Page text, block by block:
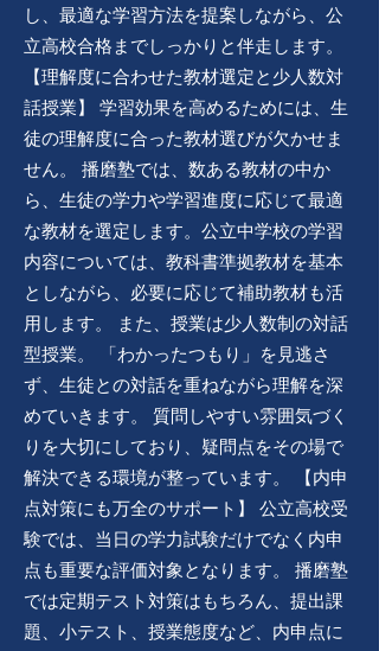
し、最適な学習方法を提案しながら、公
立高校合格までしっかりと伴走します。
【理解度に合わせた教材選定と少人数対
話授業】 学習効果を高めるためには、生
徒の理解度に合った教材選びが欠かせま
せん。 播磨塾では、数ある教材の中か
ら、生徒の学力や学習進度に応じて最適
な教材を選定します。公立中学校の学習
内容については、教科書準拠教材を基本
としながら、必要に応じて補助教材も活
用します。 また、授業は少人数制の対話
型授業。 「わかったつもり」を見逃さ
ず、生徒との対話を重ねながら理解を深
めていきます。 質問しやすい雰囲気づく
りを大切にしており、疑問点をその場で
解決できる環境が整っています。 【内申
点対策にも万全のサポート】 公立高校受
験では、当日の学力試験だけでなく内申
点も重要な評価対象となります。 播磨塾
では定期テスト対策はもちろん、提出課
題、小テスト、授業態度など、内申点に